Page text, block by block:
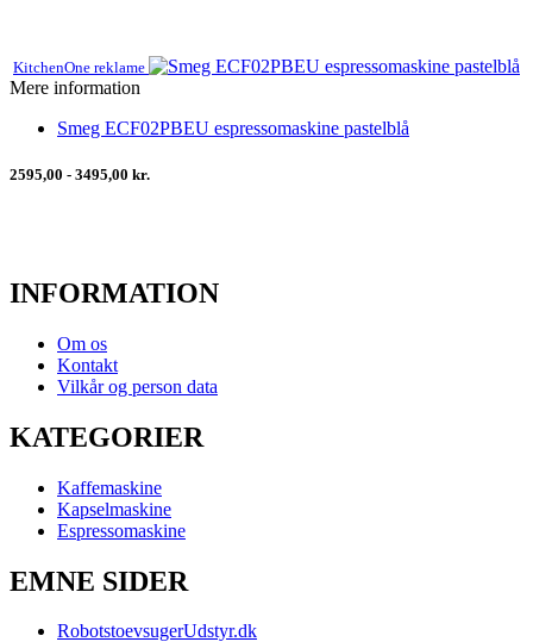
KitchenOne reklame
Mere information
Smeg ECF02PBEU espressomaskine pastelblå
2595,00 - 3495,00 kr.
INFORMATION
Om os
Kontakt
Vilkår og person data
KATEGORIER
Kaffemaskine
Kapselmaskine
Espressomaskine
EMNE SIDER
RobotstoevsugerUdstyr.dk